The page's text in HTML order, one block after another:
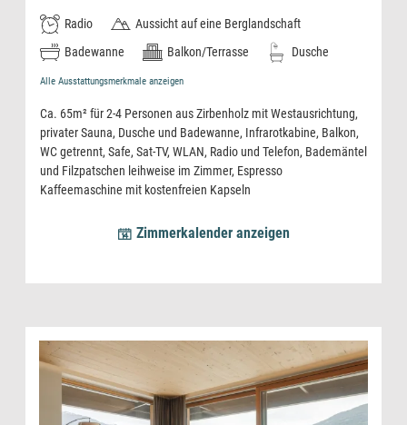
Radio
Aussicht auf eine Berglandschaft
Badewanne
Balkon/Terrasse Dusche
Alle Ausstattungsmerkmale anzeigen
Ca. 65m² für 2-4 Personen aus Zirbenholz mit Westausrichtung,
privater Sauna, Dusche und Badewanne, Infrarotkabine, Balkon,
WC getrennt, Safe, Sat-TV, WLAN, Radio und Telefon, Bademäntel
und Filzpatschen leihweise im Zimmer, Espresso
Kaffeemaschine mit kostenfreien Kapseln
Zimmerkalender anzeigen